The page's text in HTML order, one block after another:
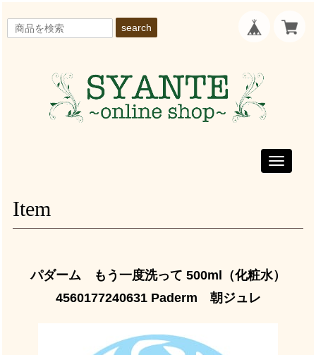
search
Toggle
Item
パダーム もう一度洗って 500ml（化粧水）
4560177240631 Paderm 朝ジュレ